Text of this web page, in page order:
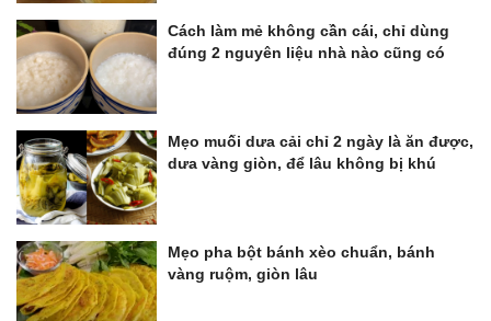
Cách làm mẻ không cần cái, chỉ dùng
đúng 2 nguyên liệu nhà nào cũng có
Mẹo muối dưa cải chỉ 2 ngày là ăn được,
dưa vàng giòn, để lâu không bị khú
Mẹo pha bột bánh xèo chuẩn, bánh
vàng ruộm, giòn lâu